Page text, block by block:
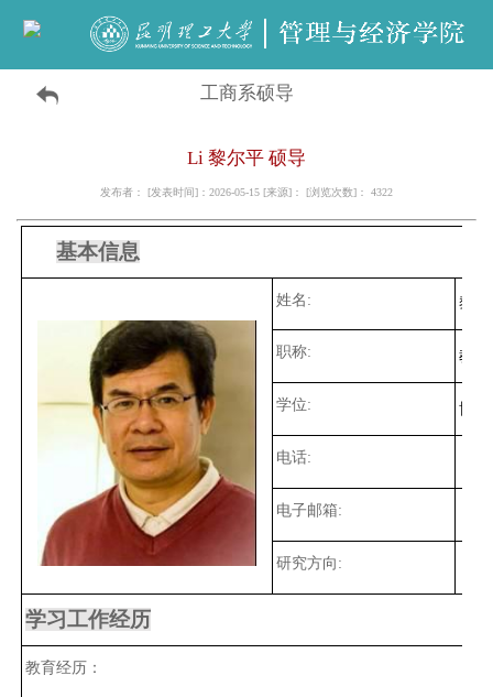
工商系硕导
Li 黎尔平 硕导
发布者： [发表时间]：2026-05-15 [来源]： [浏览次数]： 4322
基本信息
姓名: 黎尔
职称: 教授
学位: 博士
电话:
电子邮箱:
研究方向:
学习工作经历
教育经历：